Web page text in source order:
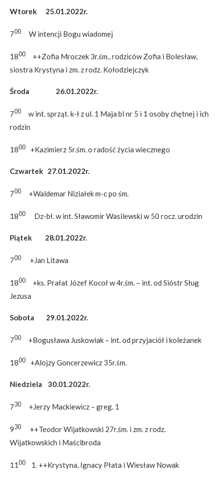
Wtorek 25.01.2022r.
700 W intencji Bogu wiadomej
1800 ++Zofia Mroczek 3r.śm., rodziców Zofia i Bolesław,
siostra Krystyna i zm. z rodz. Kołodziejczyk
Środa 26.01.2022r.
700 w int. sprząt. k-ł z ul. 1 Maja bl nr 5 i 1 osoby chętnej i ich
rodzin
1800 +Kazimierz 5r.śm. o radość życia wiecznego
Czwartek 27.01.2022r.
700 +Waldemar Niziałek m-c po śm.
1800 Dz-bł. w int. Sławomir Wasilewski w 50 rocz. urodzin
Piątek 28.01.2022r.
700 +Jan Litawa
1800 +ks. Prałat Józef Kocoł w 4r.śm. – int. od Sióstr Sług
Jezusa
Sobota 29.01.2022r.
700 +Bogusława Juskowiak – int. od przyjaciół i koleżanek
1800 +Alojzy Goncerzewicz 35r.śm.
Niedziela 30.01.2022r.
730 +Jerzy Mackiewicz – greg. 1
930 ++Teodor Wijatkowski 27r.śm. i zm. z rodz.
Wijatkowskich i Maścibroda
1100 1. ++Krystyna, Ignacy Płata i Wiesław Nowak